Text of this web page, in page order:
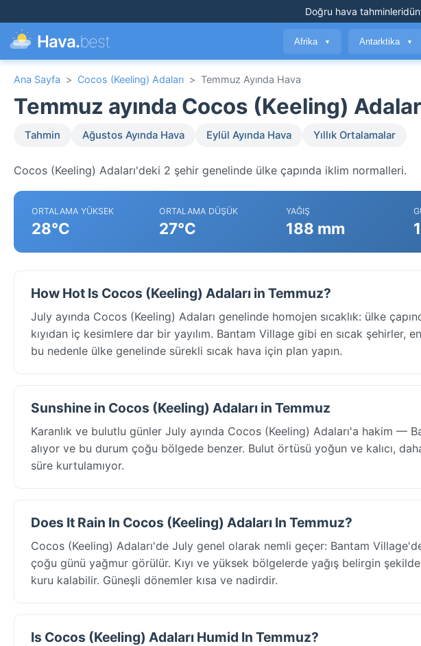
Doğru hava tahminleri
Hava.best Afrika ▼ Antarktika ▼
Ana Sayfa > Cocos (Keeling) Adaları > Temmuz Ayında Hava
Temmuz ayında Cocos (Keeling)
Tahmin Ağustos Ayında Hava Eylül Ayında Hava Yıllık Ortalamalar
Cocos (Keeling) Adaları'deki 2 şehir genelinde ülke çapında iklim normalleri.
ORTALAMA YÜKSEK
28°C
ORTALAMA DÜŞÜK
27°C
YAĞIŞ
188 mm
How Hot Is Cocos (Keeling) Adaları in Temmuz?
July ayında Cocos (Keeling) Adaları genelinde homojen sıcaklık: ülke
kıyıdan iç kesimlere dar bir yayılım. Bantam Village gibi en sıcak
bu nedenle ülke genelinde sürekli sıcak hava için plan yapın.
Sunshine in Cocos (Keeling) Adaları in Temmuz
Karanlık ve bulutlu günler July ayında Cocos (Keeling) Adaları'a hakim —
alıyor ve bu durum çoğu bölgede benzer. Bulut örtüsü yoğun ve kalıcı,
süre kurtulamıyor.
Does It Rain In Cocos (Keeling) Adaları In Temmuz?
Cocos (Keeling) Adaları'de July genel olarak nemli geçer: Bantam
çoğu günü yağmur görülür. Kıyı ve yüksek bölgelerde yağış belirgin
kuru kalabilir. Güneşli dönemler kısa ve nadirdir.
Is Cocos (Keeling) Adaları Humid In Temmuz?